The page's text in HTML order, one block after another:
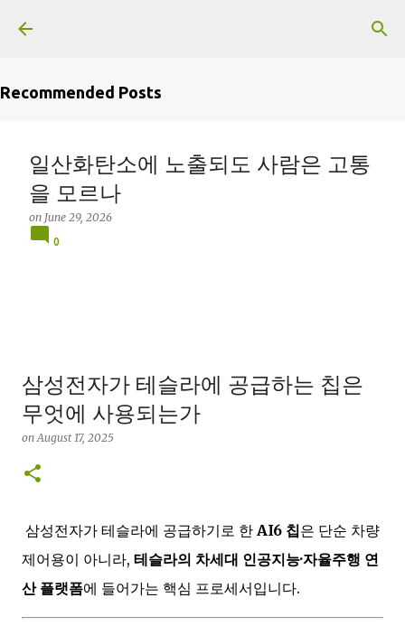
Recommended Posts
일산화탄소에 노출되도 사람은 고통
을 모르나
on June 29, 2026
0
삼성전자가 테슬라에 공급하는 칩은
무엇에 사용되는가
onAugust 17, 2025
삼성전자가 테슬라에 공급하기로 한 AI6 칩은 단순 차량
제어용이 아니라, 테슬라의 차세대 인공지능·자율주행 연
산 플랫폼에 들어가는 핵심 프로세서입니다.